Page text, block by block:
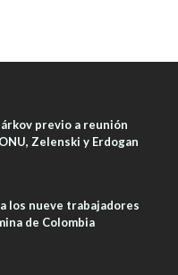
previo a reunión
Zelenski y Erdogan
los nueve trabajadores
de Colombia